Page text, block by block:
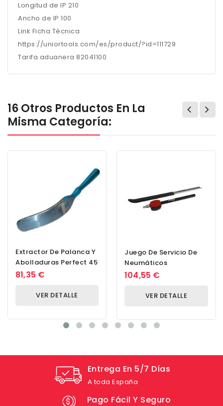
Longitud de IP 210
Ancho de IP 100
Link Ficha Técnica
https://uniortools.com/es/product/?id=111729
Tarifa aduanera 82041100
16 Otros Productos En La
Misma Categoría:
Extractor De Palanca Y
Abolladuras Perfect 45
81,35 €
VER DETALLE
Juego De Servicio De
Neumáticos
104,55 €
VER DETALLE
Entrega En 5/7 Días
A toda España
Pago Fácil Y Seguro